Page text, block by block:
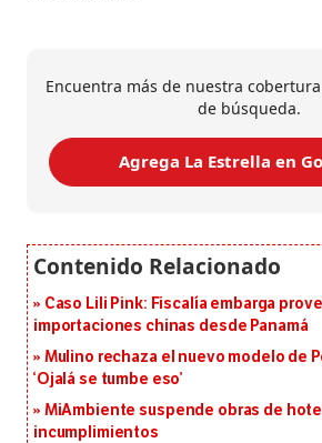
Encuentra más de nuestra
de búsqueda.
Agrega La Estrella en
Caso Lili Pink: Fiscalía embarga
importaciones chinas desde Panamá
Mulino rechaza el nuevo modelo de
‘Ojalá se tumbe eso’
MiAmbiente suspende obras de
incumplimientos